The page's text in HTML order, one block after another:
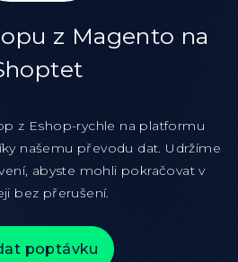
z Eshop-rychle na platformu
našemu převodu dat. Udržíme
abyste mohli pokračovat v
bez přerušení.
poptávku
z Magento na